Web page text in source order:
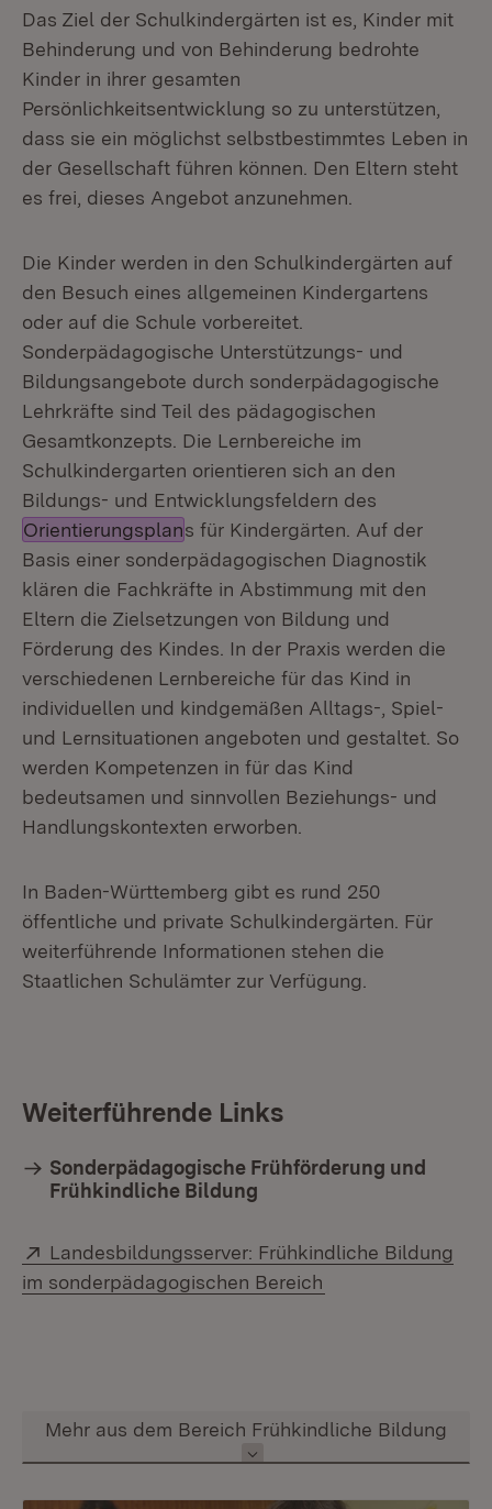
Das Ziel der Schulkindergärten ist es, Kinder mit
Behinderung und von Behinderung bedrohte
Kinder in ihrer gesamten
Persönlichkeitsentwicklung so zu unterstützen,
dass sie ein möglichst selbstbestimmtes Leben in
der Gesellschaft führen können. Den Eltern steht
es frei, dieses Angebot anzunehmen.
Die Kinder werden in den Schulkindergärten auf
den Besuch eines allgemeinen Kindergartens
oder auf die Schule vorbereitet.
Sonderpädagogische Unterstützungs- und
Bildungsangebote durch sonderpädagogische
Lehrkräfte sind Teil des pädagogischen
Gesamtkonzepts. Die Lernbereiche im
Schulkindergarten orientieren sich an den
Bildungs- und Entwicklungsfeldern des
Orientierungsplans für Kindergärten. Auf der
Basis einer sonderpädagogischen Diagnostik
klären die Fachkräfte in Abstimmung mit den
Eltern die Zielsetzungen von Bildung und
Förderung des Kindes. In der Praxis werden die
verschiedenen Lernbereiche für das Kind in
individuellen und kindgemäßen Alltags-, Spiel-
und Lernsituationen angeboten und gestaltet. So
werden Kompetenzen in für das Kind
bedeutsamen und sinnvollen Beziehungs- und
Handlungskontexten erworben.
In Baden-Württemberg gibt es rund 250
öffentliche und private Schulkindergärten. Für
weiterführende Informationen stehen die
Staatlichen Schulämter zur Verfügung.
Weiterführende Links
Sonderpädagogische Frühförderung und
Frühkindliche Bildung
Extern:
Landesbildungsserver: Frühkindliche Bildung
im sonderpädagogischen Bereich
Inhalt auswählen
Mehr aus dem Bereich Frühkindliche Bildung